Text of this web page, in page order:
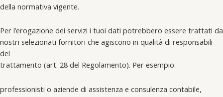
della normativa vigente.
Per l’erogazione dei servizi i tuoi dati potrebbero essere trattati da
nostri selezionati fornitori che agiscono in qualità di responsabili
del
trattamento (art. 28 del Regolamento). Per esempio:
professionisti o aziende di assistenza e consulenza contabile,